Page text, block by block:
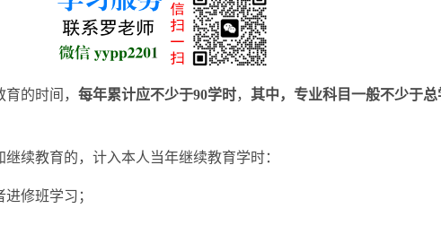
育的时间，每年累计应不少于90学时，其中，专业科目一般不少于
续教育的，计入本人当年继续教育学时：
修班学习；